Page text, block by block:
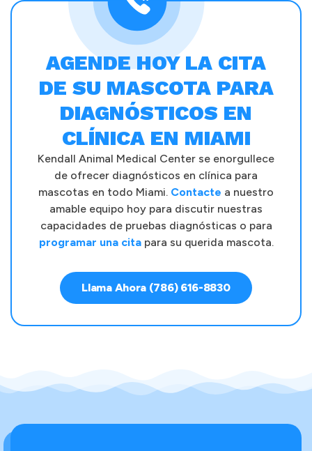
AGENDE HOY LA CITA
DE SU MASCOTA PARA
DIAGNÓSTICOS EN
CLÍNICA EN MIAMI
Kendall Animal Medical Center se enorgullece
de ofrecer diagnósticos en clínica para
mascotas en todo Miami. Contacte a nuestro
amable equipo hoy para discutir nuestras
capacidades de pruebas diagnósticas o para
programar una citapara su querida mascota.
Llama Ahora (786) 616-8830